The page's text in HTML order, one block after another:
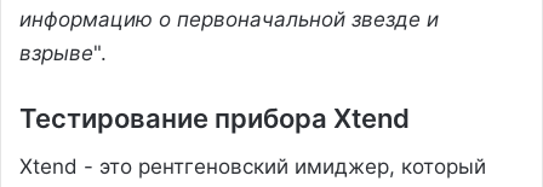
информацию о первоначальной звезде и
взрыве".
Тестирование прибора Xtend
Xtend - это рентгеновский имиджер, который